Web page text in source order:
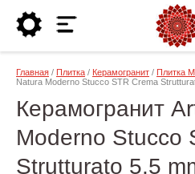
Главная / Плитка / Керамогранит / Плитка
Natura Moderno Stucco STR Crema
Керамогранит
Moderno Stucco
Strutturato 5,5